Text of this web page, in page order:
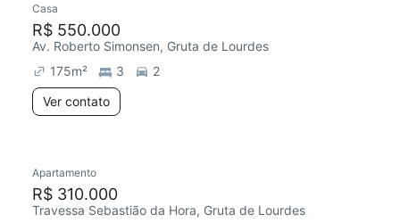
Chegou este mês
Casa
R$ 550.000
Av. Roberto Simonsen, Gruta de Lourdes
175m² 3
2
Ver contato
Apartamento
R$ 310.000
Travessa Sebastião da Hora, Gruta de Lourdes